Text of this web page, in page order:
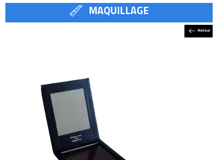
NOUVEAU CLIENT ?
Créez votre compte
Créer mon compte
Retour
MAQUILLAGE